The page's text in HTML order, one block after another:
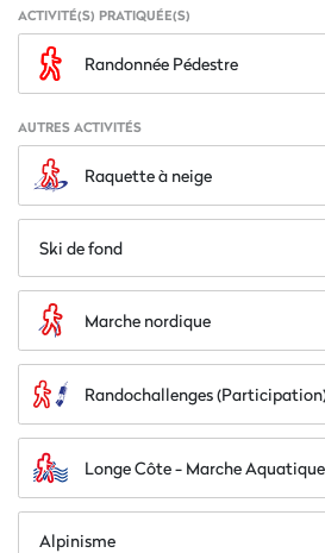
ACTIVITÉ(S) PRATIQUÉE(S)
Randonnée Pédestre
AUTRES ACTIVITÉS
Raquette à neige
Ski de fond
Marche nordique
Randochallenges
Longe Côte - Marche Aquatique
Alpinisme